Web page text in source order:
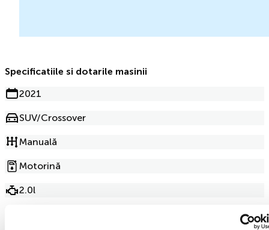
Specificatiile si dotarile masinii
2021
SUV/Crossover
Manuală
Motorină
2.0l